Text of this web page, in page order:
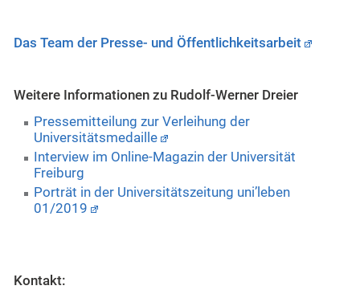
Das Team der Presse- und Öffentlichkeitsarbeit
Weitere Informationen zu Rudolf-Werner Dreier
Pressemitteilung zur Verleihung der
Universitätsmedaille
Interview im Online-Magazin der Universität
Freiburg
Porträt in der Universitätszeitung uni’leben
01/2019
Kontakt: